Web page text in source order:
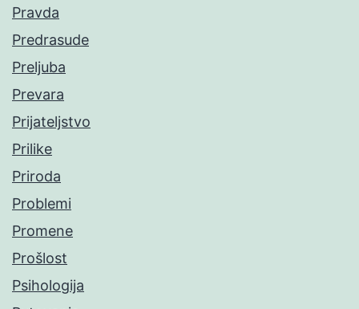
Pravda
Predrasude
Preljuba
Prevara
Prijateljstvo
Prilike
Priroda
Problemi
Promene
Prošlost
Psihologija